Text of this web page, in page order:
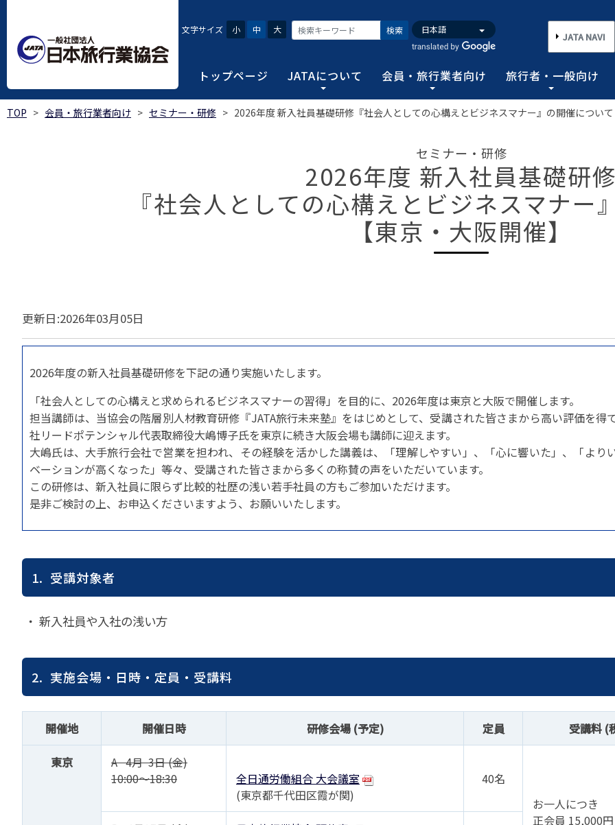
文字サイズ 小 中 大 検索
JATA NAVI
トップページ JATAについて
日本旅行業協会は、旅行需要の拡大と旅行業の健全な発展を図るとともに、旅行者
り、併せて会員相互の連絡協調につとめ、旅行の促進と観光事業の発展に貢献する
会員に共通する利益を図る業務、社会に貢献する業務などの協会の目的を達成する
主要活動報告
サステナブルへの取組み
その他の活動
復興支援
東北復興支援活動「JATAの道」
女性の活躍推進
業界での女性の働き方改革～「働き方
改革」って何?正しく理解して仕事も
プライベートも輝くために～
LADY JATA委員会について
こんな時、あなたならどうする?
会員・旅行業者向け
当会へ入会するための手続き情報の他、旅行業登録に関する種々フォーマット、コ
報や消費者苦情対応報告等、旅行業法に基づく旅行会社が営業に必要な情報等を掲
観光産業共通プラットフォーム
旅行会社、官公庁・自治体・DMO 専用
旅行全般インフォメーション
海外旅行関連情報
国内旅行関連情報
ユニバーサルツーリズム
JATA会員と旅行業の基本情報
旅行業の法令と、旅行業登録・申請
旅行業務に関する取引額の報告につい
て
電子旅行取引について
JATAへの入退会手続き
旅行業登録関係資料各種
会員・旅行業者向けサービス・事業
各種様式ダウンロード、資料販売
JATANAVI/会員マイページ/メルマ
配信設定
会員サポート
旅行業・法令について
消費者苦情や相談対応
消費者からの質問、苦情・相談
経営改善・資金繰り支援
資金繰り支援策
補助金・税制
経営者相談窓口のご紹介
速報・ニュースバックナンバー
JATA速報バックナンバー(2020～)
TOPICSバックナンバー(2020～)
JATA会員の入退会一覧
旅行者・一般向け
旅行会社をご利用される旅行者皆さまのための情報です。旅行時のトラブルを回避
ご相談やご利用旅行業者が倒産した際の弁済業務保証金制度等、様々なお知らせを
安心・安全で快適な旅のための情報
安心・安全で快適な旅のための情報 一
消費者相談や弁済について
消費者相談
カスタマーハラスメントに対する基
旅行会社に就職希望学生向け情報
ハッピーマンデー 祝日の意義
旅行業者等は登録の業務範囲により、営業所ごとに地域限定、国内または総合旅行
以上の営業所では二名以上)選任し、旅行契約等に関する事務の管理・監督に関す
令和8年度総合旅行業務取扱管理者試験 試験の実施結果
過去5年間の実施結果
様々な旅行業の数字データ、JATA会員旅行会社を対象に調査した旅行動向をまと
我が国のクルーズ等の動向について
2025年1月～12月 フライ&クルーズの
実態調査 (PDF / JATA調べ)
実態調査 (PDF / JATA調べ)
クルーズ等の動向について」(国土交通
省海事局)
旅行業のデータ・トレンド
保存版 旅行統計 2026
保存版 旅行統計 2025
保存版 旅行統計 2020
コロナ禍以前の旅行トレンド
海外渡航・観光地情報
JATA NAVI 渡航関連情報
TOP > 会員・旅行業者向け > セミナー・研修 > 2026年度 新入社員基礎研修『社会人としての心構えとビジネスマナー』の開催につい
セミナー・研修
2026年度 新入社員基礎研
『社会人としての心構えとビジネスマナー
【東京・大阪開催】
更新日:2026年03月05日
2026年度の新入社員基礎研修を下記の通り実施いたします。
「社会人としての心構えと求められるビジネスマナーの習得」を目的に、2026年度は東京と大阪で開催します。
担当講師は、当協会の階層別人材教育研修『JATA旅行未来塾』をはじめとして、受講された皆さまから高い評価を得
社リードポテンシャル代表取締役大嶋博子氏を東京に続き大阪会場も講師に迎えます。
大嶋氏は、大手旅行会社で営業を担われ、その経験を活かした講義は、「理解しやすい」、「心に響いた」、「より
ベーションが高くなった」等々、受講された皆さまから多くの称賛の声をいただいています。
この研修は、新入社員に限らず比較的社歴の浅い若手社員の方もご参加いただけます。
是非ご検討の上、お申込くださいますよう、お願いいたします。
1. 受講対象者
・ 新入社員や入社の浅い方
2. 実施会場・日時・定員・受講料
開催地 開催日時 研修会場 (予定) 定員 受講料 (
東京
A 4月 3日 (金)
10:00～18:30
全日通労働組合 大会議室
(東京都千代田区霞が関)
40名
お一人につき
正会員 15,000円